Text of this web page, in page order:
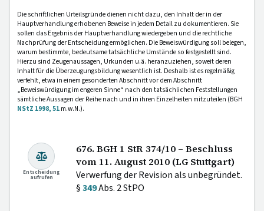
Die schriftlichen Urteilsgründe dienen nicht dazu, den Inhalt der in der
Hauptverhandlung erhobenen Beweise in jedem Detail zu dokumentieren. Sie
sollen das Ergebnis der Hauptverhandlung wiedergeben und die rechtliche
Nachprüfung der Entscheidung ermöglichen. Die Beweiswürdigung soll belegen,
warum bestimmte, bedeutsame tatsächliche Umstände so festgestellt sind.
Hierzu sind Zeugenaussagen, Urkunden u.ä. heranzuziehen, soweit deren
Inhalt für die Überzeugungsbildung wesentlich ist. Deshalb ist es regelmäßig
verfehlt, etwa in einem gesonderten Abschnitt vor dem Abschnitt
„Beweiswürdigung im engeren Sinne“ nach den tatsächlichen Feststellungen
sämtliche Aussagen der Reihe nach und in ihren Einzelheiten mitzuteilen (BGH
NStZ 1998, 51m.w.N.).
Entscheidung
aufrufen
676. BGH 1 StR 374/10 – Beschluss
vom 11. August 2010 (LG Stuttgart)
Verwerfung der Revision als unbegründet.
§349Abs. 2 StPO